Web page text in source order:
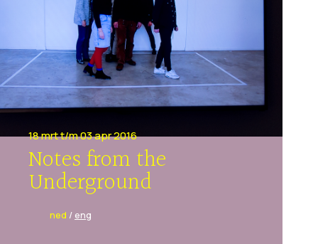
18 mrt t/m 03 apr 2016
Notes from the
Underground
ned / eng